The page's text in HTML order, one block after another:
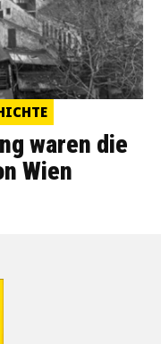
waren die
Wien